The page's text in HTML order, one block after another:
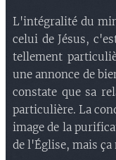
L'intégralité du
celui de Jésus,
tellement
une annonce de
constate que sa
particulière. La
image de la
de l'Église, mais